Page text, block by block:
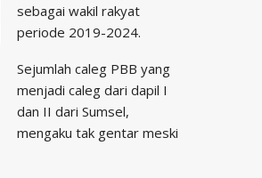
sebagai wakil rakyat
periode 2019-2024.
Sejumlah caleg PBB yang
menjadi caleg dari dapil I
dan II dari Sumsel,
mengaku tak gentar meski